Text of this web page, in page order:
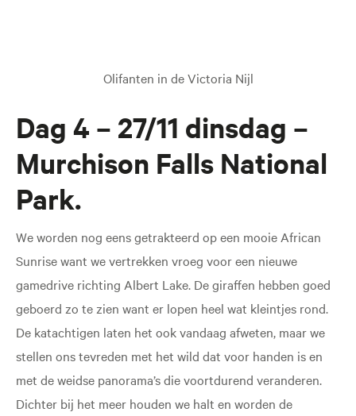
Olifanten in de Victoria Nijl
Dag 4 – 27/11 dinsdag –
Murchison Falls National
Park.
We worden nog eens getrakteerd op een mooie African
Sunrise want we vertrekken vroeg voor een nieuwe
gamedrive richting Albert Lake. De giraffen hebben goed
geboerd zo te zien want er lopen heel wat kleintjes rond.
De katachtigen laten het ook vandaag afweten, maar we
stellen ons tevreden met het wild dat voor handen is en
met de weidse panorama’s die voortdurend veranderen.
Dichter bij het meer houden we halt en worden de